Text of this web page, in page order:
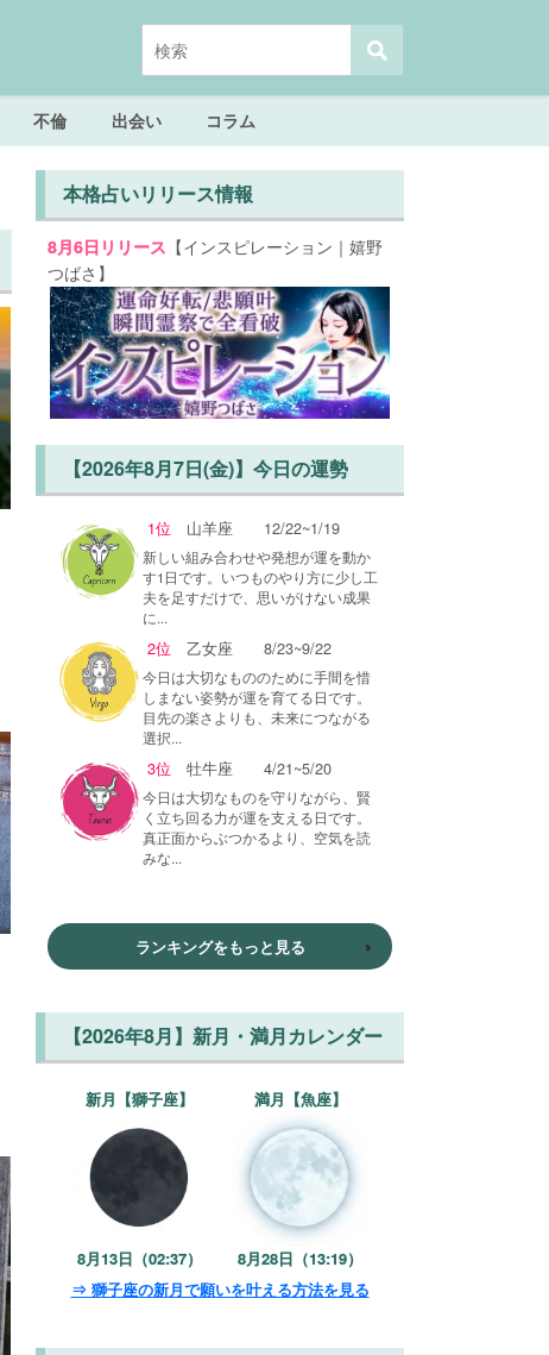
不倫 出会い コラム
本格占いリリース情報
8月6日リリース 【インスピレーション｜嬉野
つばさ】
【2026年8月7日(金)】今日の運勢
1位 山羊座 12/22~1/19
新しい組み合わせや発想が運を動か
す1日です。いつものやり方に少し工
夫を足すだけで、思いがけない成果
に...
2位 乙女座 8/23~9/22
今日は大切なもののために手間を惜
しまない姿勢が運を育てる日です。
目先の楽さよりも、未来につながる
選択...
3位 牡牛座 4/21~5/20
今日は大切なものを守りながら、賢
く立ち回る力が運を支える日です。
真正面からぶつかるより、空気を読
みな...
ランキングをもっと見る
【2026年8月】新月・満月カレンダー
新月【獅子座】
8月13日（02:37）
満月【魚座】
8月28日（13:19）
⇒ 獅子座の新月で願いを叶える方法を見る